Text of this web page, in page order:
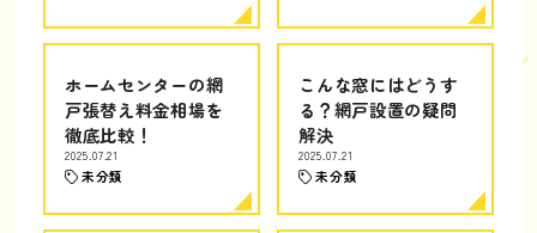
ホームセンターの網
戸張替え料金相場を
徹底比較！
2025.07.21
未分類
こんな窓にはどうす
る？網戸設置の疑問
解決
2025.07.21
未分類